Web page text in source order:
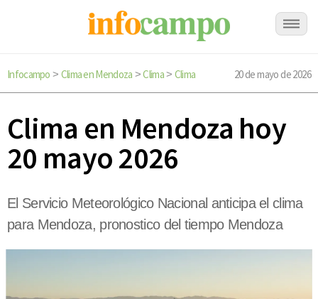
Infocampo > Clima en Mendoza >Clima> Clima 20 de mayo de 2026
Clima en Mendoza hoy
20 mayo 2026
El Servicio Meteorológico Nacional anticipa el clima
para Mendoza, pronostico del tiempo Mendoza